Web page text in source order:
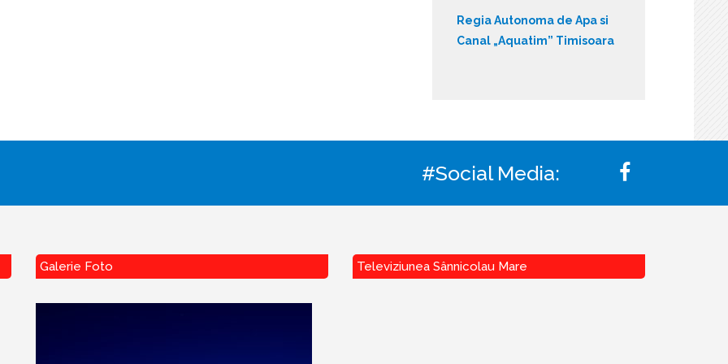
Regia Autonoma de Apa si
Canal „Aquatim” Timisoara
#Social Media:
Galerie Foto Televiziunea Sânnicolau Mare